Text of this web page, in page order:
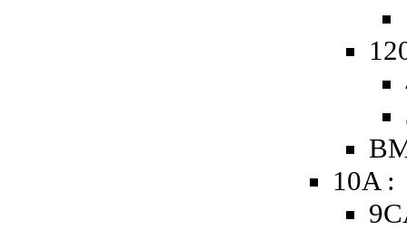
10A :